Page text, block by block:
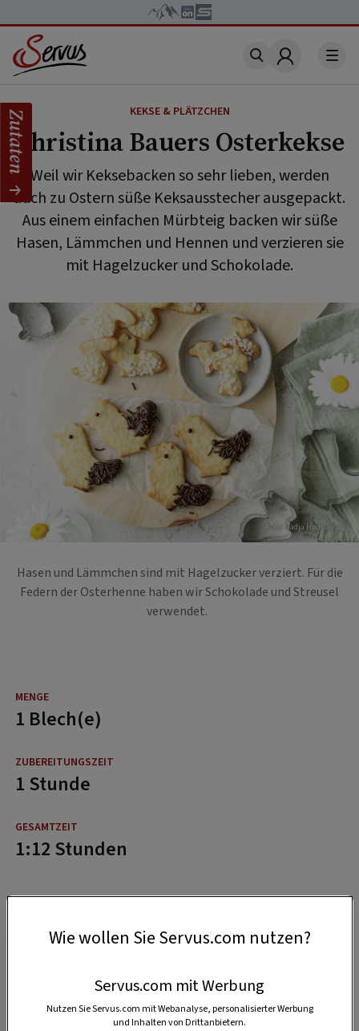
Account
KEKSE & PLÄTZCHEN
Christina Bauers Osterkekse
Weil wir Keksebacken so sehr lieben, werden
auch zu Ostern süße Keksausstecher ausgepackt.
Aus einem einfachen Mürbteig backen wir süße
Hasen, Lämmchen und Hennen und verzieren sie
mit Hagelzucker und Schokolade.
Foto: Nadja Hudovernik
Hasen und Lämmchen sind mit Hagelzucker verziert. Für die
Federn der Osterhenne haben wir Schokolade und Streusel
verwendet.
1 Blech(e)
1 Stunde
1:12 Stunden
Zutaten
Wie wollen Sie Servus.com nutzen?
Servus.com mit Werbung
Nutzen Sie Servus.com mit Webanalyse, personalisierter Werbung
und Inhalten von Drittanbietern.